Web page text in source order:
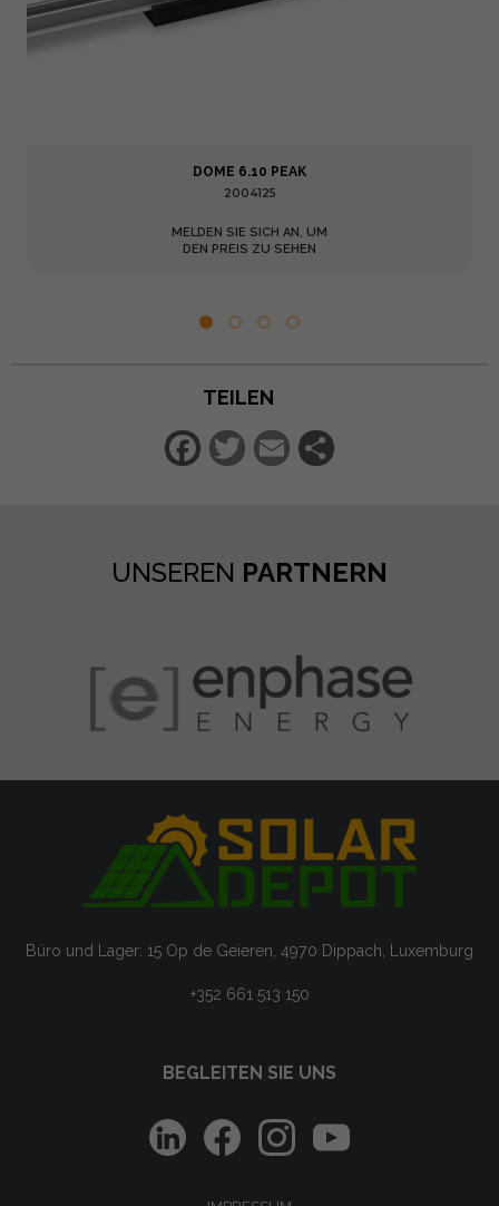
DOME 6.10 PEAK
2004125
MELDEN SIE SICH AN, UM
DEN PREIS ZU SEHEN
TEILEN
Facebook
Twitter
Email
UNSEREN PARTNERN
Büro und Lager: 15 Op de Geieren, 4970 Dippach, Luxemburg
+352 661 513 150
BEGLEITEN SIE UNS